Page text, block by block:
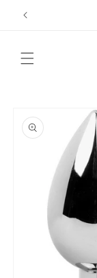
directamente
a la
información
del producto